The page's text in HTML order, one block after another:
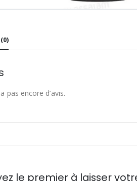
a pas encore d’avis.
le premier à laisser votre